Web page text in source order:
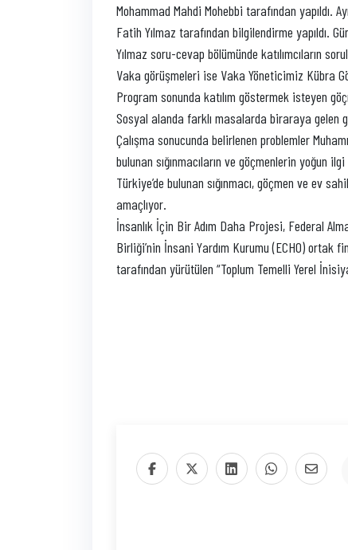
Mohammad Mahdi Mohebbi tarafından yapıldı.
Fatih Yılmaz tarafından bilgilendirme yapıldı.
Yılmaz soru-cevap bölümünde katılımcıların
Vaka görüşmeleri ise Vaka Yöneticimiz Kübra
Program sonunda katılım göstermek isteyen
Sosyal alanda farklı masalarda biraraya gelen
Çalışma sonucunda belirlenen problemler
bulunan sığınmacıların ve göçmenlerin yoğun
Türkiye’de bulunan sığınmacı, göçmen ve ev
amaçlıyor.
İnsanlık İçin Bir Adım Daha Projesi, Federal
Birliği’nin İnsani Yardım Kurumu (ECHO) ortak
tarafından yürütülen “Toplum Temelli Yerel